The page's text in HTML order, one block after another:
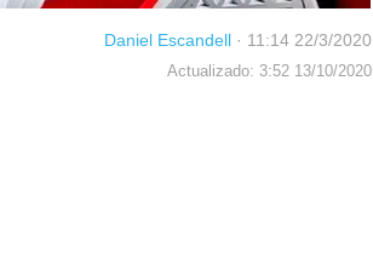
Daniel Escandell · 11:14 22/3/2020
Actualizado: 3:52 13/10/2020